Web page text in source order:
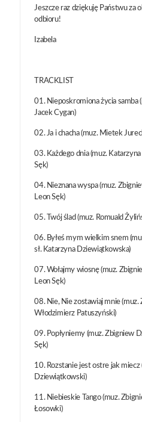
Jeszcze raz dziękuję Państwu za
odbioru!
Izabela
TRACKLIST
01. Nieposkromiona życia samba
Jacek Cygan)
02. Ja i chacha (muz. Mietek
03. Każdego dnia (muz.
Sęk)
04. Nieznana wyspa (muz.
Leon Sęk)
05. Twój ślad (muz. Romuald
06. Byłeś mym wielkim snem
sł. Katarzyna Dziewiątkowska)
07. Wołajmy wiosnę (muz.
Leon Sęk)
08. Nie, Nie zostawiaj mnie
Włodzimierz Patuszyński)
09. Popłyniemy (muz. Zbigniew
Sęk)
10. Rozstanie jest ostre jak miecz
Dziewiątkowski)
11. Niebieskie Tango (muz.
Łosowki)